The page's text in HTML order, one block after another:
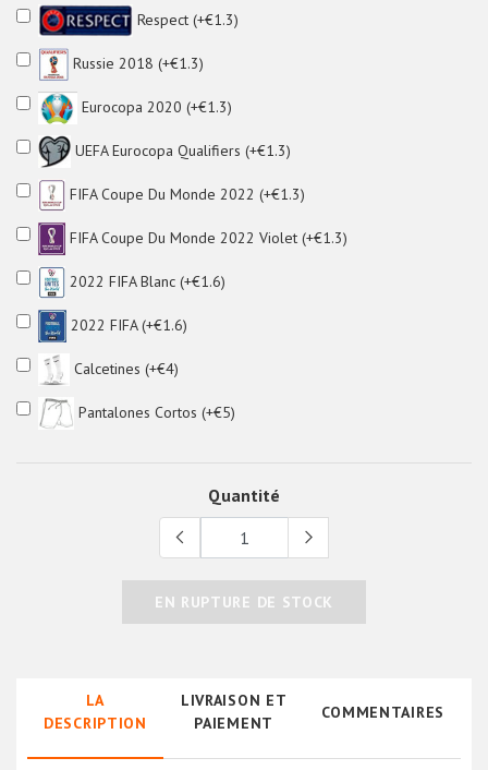
Respect (+€1.3)
Russie 2018 (+€1.3)
Eurocopa 2020 (+€1.3)
UEFA Eurocopa Qualifiers (+€1.3)
FIFA Coupe Du Monde 2022 (+€1.3)
FIFA Coupe Du Monde 2022 Violet (+€1.3)
2022 FIFA Blanc (+€1.6)
2022 FIFA (+€1.6)
Calcetines (+€4)
Pantalones Cortos (+€5)
Quantité
EN RUPTURE DE STOCK
LA
DESCRIPTION
LIVRAISON ET
PAIEMENT
COMMENTAIRES